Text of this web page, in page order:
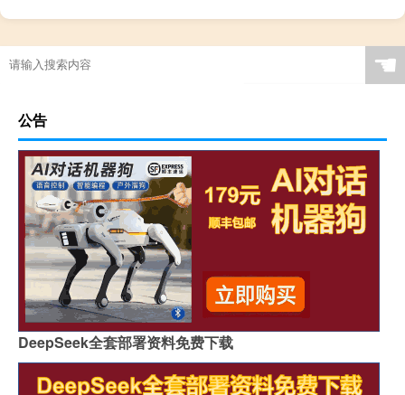
☚
公告
DeepSeek全套部署资料免费下载